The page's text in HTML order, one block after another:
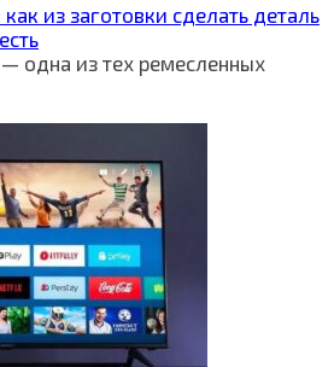
из заготовки сделать деталь
одна из тех ремесленных